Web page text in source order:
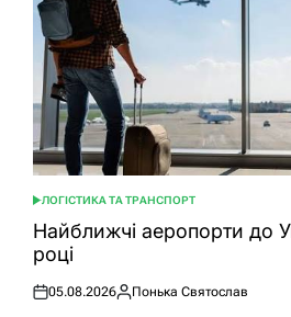
ОПУБЛІКУВАТИ
У
ЛОГІСТИКА ТА ТРАНСПОРТ
Найближчі аеропорти до
році
Оприлюднено
05.08.2026
Опубліковано
Понька Святослав